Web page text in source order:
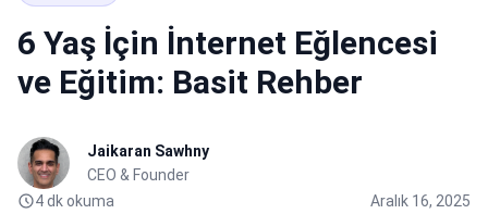
6 Yaş İçin İnternet Eğlencesi
ve Eğitim: Basit Rehber
Jaikaran Sawhny
CEO & Founder
4 dk okuma
Aralık 16, 2025